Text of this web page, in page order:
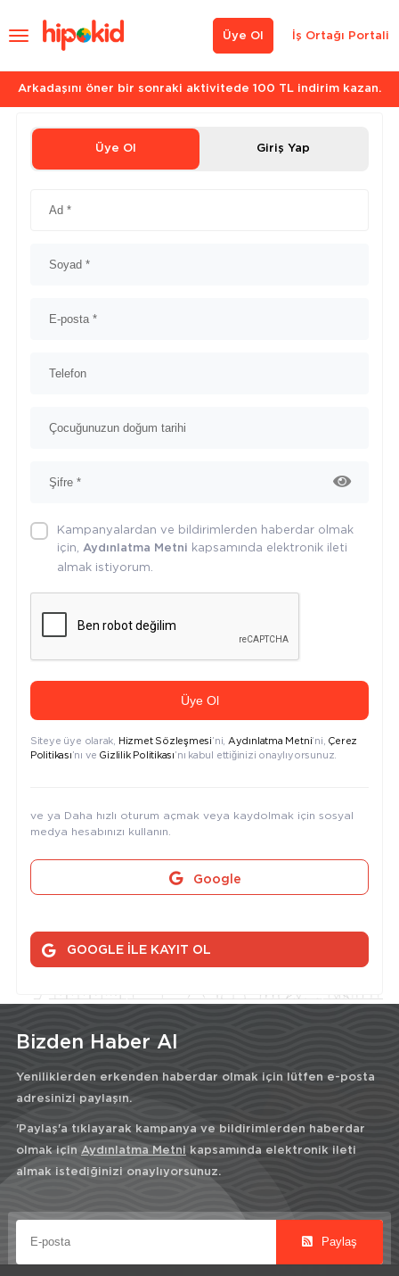
İş Ortağı Portali
Üye Ol
Arkadaşını öner bir sonraki aktivitede 100 TL indirim kazan.
Üye Ol Giriş Yap
Kampanyalardan ve bildirimlerden haberdar olmak
için, Aydınlatma Metni kapsamında elektronik ileti
almak istiyorum.
Üye Ol
Siteye üye olarak, Hizmet Sözleşmesi’ni, Aydınlatma Metni’ni, Çerez
Politikası’nı ve Gizlilik Politikası’nı kabul ettiğinizi onaylıyorsunuz.
ve ya Daha hızlı oturum açmak veya kaydolmak için sosyal
medya hesabınızı kullanın.
Google
GOOGLE İLE KAYIT OL
Bizden Haber Al
Yeniliklerden erkenden haberdar olmak için lütfen e-posta
adresinizi paylaşın.
'Paylaş'a tıklayarak kampanya ve bildirimlerden haberdar
olmak için Aydınlatma Metni kapsamında elektronik ileti
almak istediğinizi onaylıyorsunuz.
Paylaş